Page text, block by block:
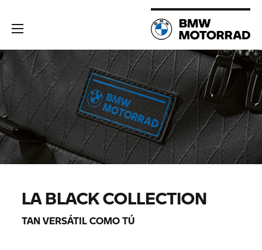
LA BLACK COLLECTION
TAN VERSÁTIL COMO TÚ